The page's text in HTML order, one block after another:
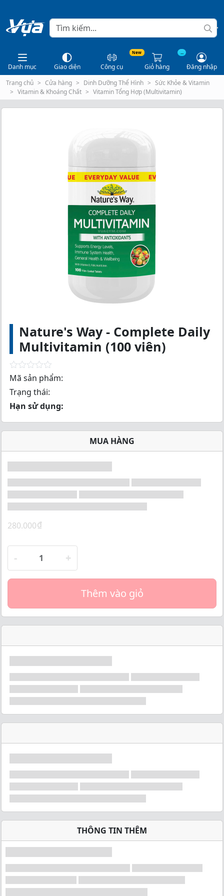
Danh mục Giao diện
New
Công cụ
...
Giỏ hàng
Đăng nhập
Trang chủ
Cửa hàng Dinh Dưỡng Thể Hình
Sức Khỏe & Vitamin
Vitamin & Khoáng Chất
Vitamin Tổng Hợp (Multivitamin)
Nature's Way - Complete Daily
Multivitamin (100 viên)
R
t
d
o
u
5
Mã sản phẩm:
Trạng thái:
Hạn sử dụng:
MUA HÀNG
280.000₫
- +
Thêm vào giỏ
THÔNG TIN THÊM